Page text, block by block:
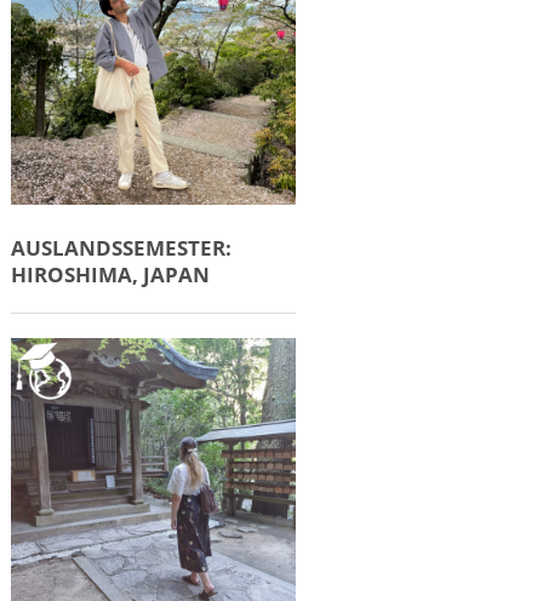
AUSLANDSSEMESTER:
HIROSHIMA, JAPAN